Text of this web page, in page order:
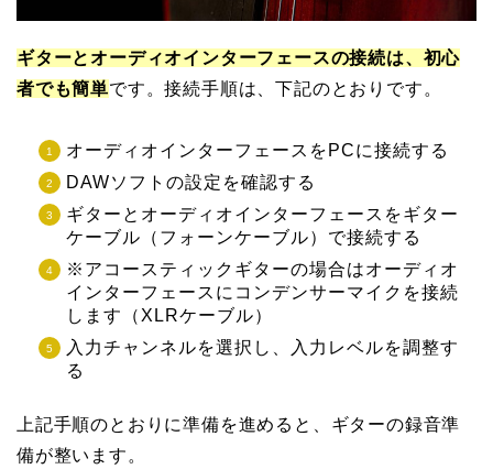
ギターとオーディオインターフェースの接続は、初心
者でも簡単です。接続手順は、下記のとおりです。
オーディオインターフェースをPCに接続する
DAWソフトの設定を確認する
ギターとオーディオインターフェースをギター
ケーブル（フォーンケーブル）で接続する
※アコースティックギターの場合はオーディオ
インターフェースにコンデンサーマイクを接続
します（XLRケーブル）
入力チャンネルを選択し、入力レベルを調整す
る
上記手順のとおりに準備を進めると、ギターの録音準
備が整います。